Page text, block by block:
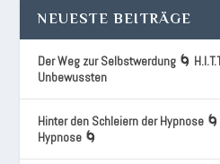
NEUESTE BEITRÄGE
Der Weg zur Selbstwerdung 🌀
Unbewussten
Hinter den Schleiern der Hypnose
Hypnose 🌀